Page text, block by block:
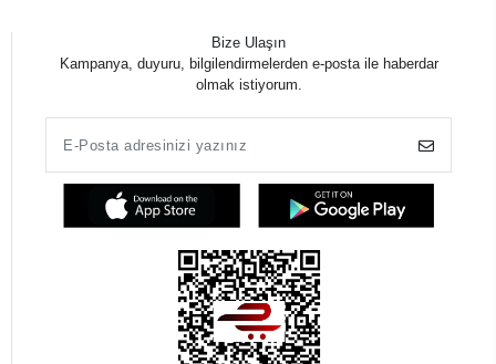
Bize Ulaşın
Kampanya, duyuru, bilgilendirmelerden e-posta ile haberdar
olmak istiyorum.